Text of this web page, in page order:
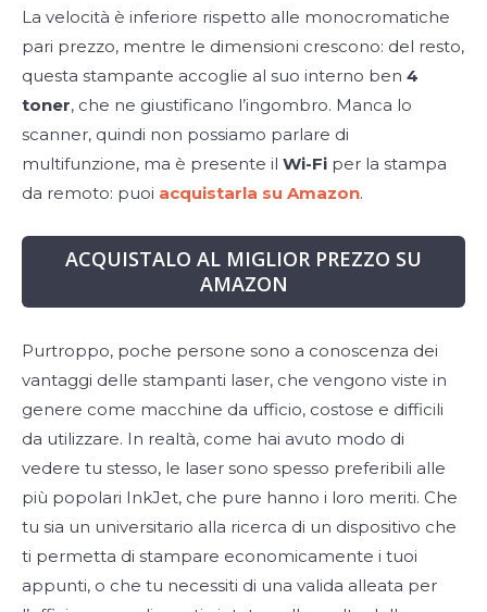
La velocità è inferiore rispetto alle monocromatiche
pari prezzo, mentre le dimensioni crescono: del resto,
questa stampante accoglie al suo interno ben 4
toner, che ne giustificano l’ingombro. Manca lo
scanner, quindi non possiamo parlare di
multifunzione, ma è presente il Wi-Fi per la stampa
da remoto: puoi acquistarla su Amazon.
ACQUISTALO AL MIGLIOR PREZZO SU
AMAZON
Purtroppo, poche persone sono a conoscenza dei
vantaggi delle stampanti laser, che vengono viste in
genere come macchine da ufficio, costose e difficili
da utilizzare. In realtà, come hai avuto modo di
vedere tu stesso, le laser sono spesso preferibili alle
più popolari InkJet, che pure hanno i loro meriti. Che
tu sia un universitario alla ricerca di un dispositivo che
ti permetta di stampare economicamente i tuoi
appunti, o che tu necessiti di una valida alleata per